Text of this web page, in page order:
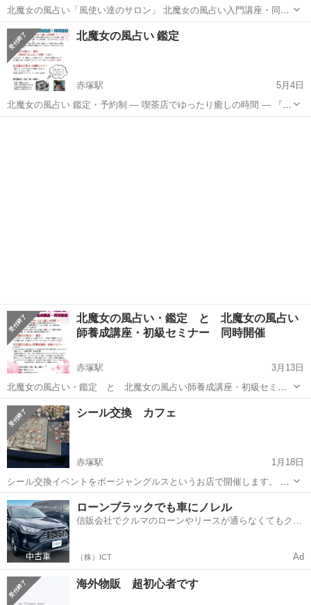
北魔女の⾵占い「⾵使い達のサロン」 北魔女の⾵占い入⾨講座・同時
開催 ― 喫茶店でゆったり癒しの時間 ― 『北魔女の風占い』は、風の
動きと自然の象徴を手がかりに、心の状態・人間関係・環境 の変化
を“ひとつの風...
茨城 水戸市 赤塚駅 その他 喫茶店
北魔女の風占い 鑑定
赤塚駅
5月4日
北魔女の風占い 鑑定・予約制 ― 喫茶店でゆったり癒しの時間 ― 『北
魔女の風占い』は、風の動きと自然の象徴を手がかりに、心の状態・
北魔女の風占い・鑑定 と 北魔女の風占い
師養成講座・初級セミナー 同時開催
赤塚駅
3月13日
北魔女の風占い・鑑定 と 北魔女の風占い師養成講座・初級セミナ
ー 同時開催 ― 喫茶店でゆったり癒しの時間 ― 『北魔女の風占い』
は、風の動きと自然の象徴を手がかりに、心の状態・人間関係・環境
の変化を“ひとつの風”と...
茨城 水戸市 赤塚駅
シール交換 カフェ
赤塚駅
1月18日
シール交換イベントをボージャングルスというお店で開催します。 当
方もシール帳を持っていますので誰のシール帳も見れないという事は
ありません。 また参加費500円（１ドリンク付き）で小学生までの方
は無料になります。 ...
茨城 水戸市 赤塚駅 その他 無料
ローンブラックでも車にノレル
信販会社でクルマのローンやリースが通らなくてもクル
（株）ICT Ad
海外物販 超初心者です